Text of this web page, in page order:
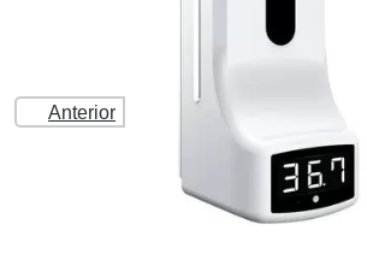
Anterior